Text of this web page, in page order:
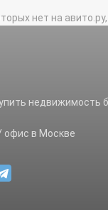
нет на
недвижимость
офис в Москве